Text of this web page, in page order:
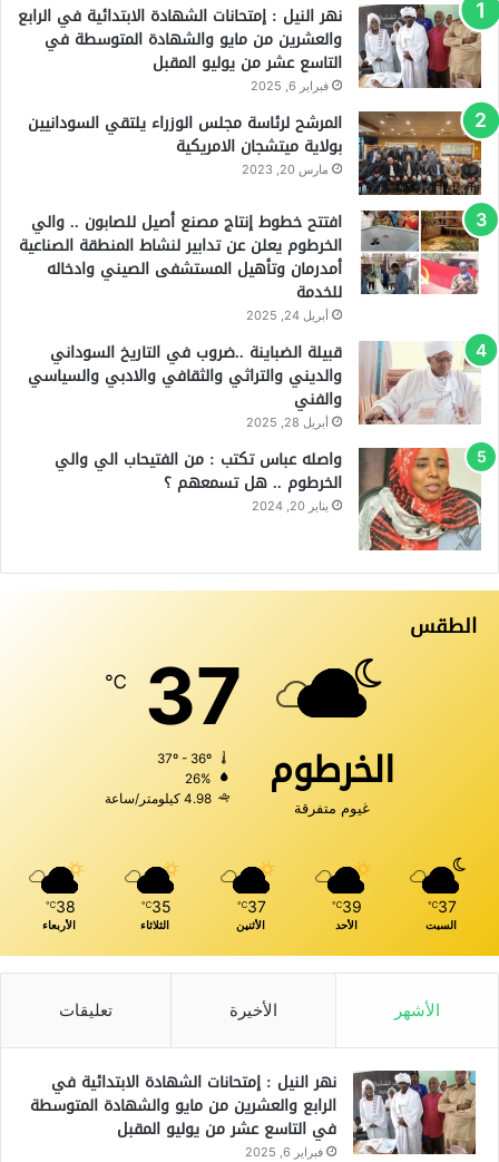
نهر النيل : إمتحانات الشهادة الابتدائية في الرابع
والعشرين من مايو والشهادة المتوسطة في
التاسع عشر من يوليو المقبل
فبراير 6, 2025
المرشح لرئاسة مجلس الوزراء يلتقي السودانيين
بولاية ميتشجان الامريكية
مارس 20, 2023
افتتح خطوط إنتاج مصنع أصيل للصابون .. والي
الخرطوم يعلن عن تدابير لنشاط المنطقة الصناعية
أمدرمان وتأهيل المستشفى الصيني وادخاله
للخدمة
أبريل 24, 2025
قبيلة الضباينة ..ضروب في التاريخ السوداني
والديني والتراثي والثقافي والادبي والسياسي
والفني
أبريل 28, 2025
واصله عباس تكتب : من الفتيحاب الي والي
الخرطوم .. هل تسمعهم ؟
يناير 20, 2024
الطقس
الخرطوم
غيوم متفرقة
37
℃
26%
4.98 كيلومتر/ساعة
37
℃
السبت
39
℃
الأحد
37
℃
الأثنين
35
℃
الثلاثاء
38
℃
الأربعاء
الأشهر الأخيرة تعليقات
نهر النيل : إمتحانات الشهادة الابتدائية في
الرابع والعشرين من مايو والشهادة المتوسطة
في التاسع عشر من يوليو المقبل
فبراير 6, 2025